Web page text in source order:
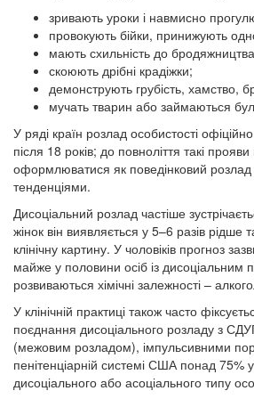
зривають уроки і навмисно
провокують бійки, принижують
мають схильність до
скоюють дрібні крадіжки;
демонструють грубість, хамство,
мучать тварин або займаються
У ряді країн розлад особистості
після 18 років; до повноліття такі
оформлюватися як поведінковий розлад
тенденціями.
Дисоціальний розлад частіше
жінок він виявляється у 5–6 разів рідше
клінічну картину. У чоловіків прогноз
майже у половини осіб із дисоціальним
розвиваються хімічні залежності –
У клінічній практиці також часто
поєднання дисоціального розладу з
(межовим розладом), імпульсивними
пенітенціарній системі США понад 75%
дисоціального або асоціального типу